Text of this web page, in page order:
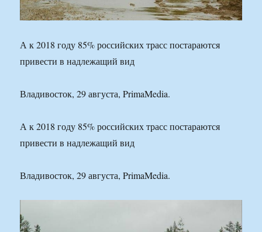
А к 2018 году 85% российских трасс постараются
привести в надлежащий вид
Владивосток, 29 августа, PrimaMedia.
А к 2018 году 85% российских трасс постараются
привести в надлежащий вид
Владивосток, 29 августа, PrimaMedia.